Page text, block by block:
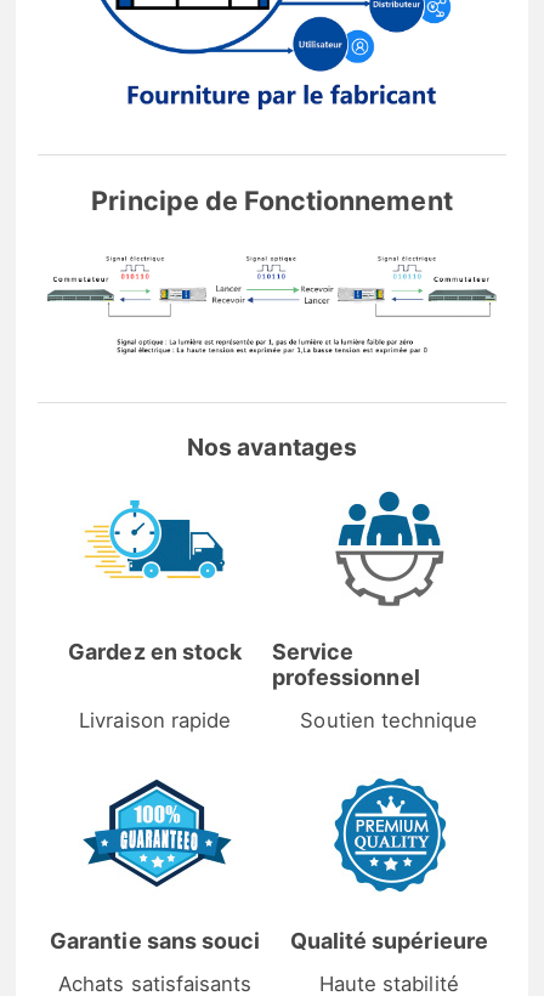
Principe de Fonctionnement
Nos avantages
Gardez en stock
Livraison rapide
Service
professionnel
Soutien technique
Garantie sans souci
Achats satisfaisants
Qualité supérieure
Haute stabilité